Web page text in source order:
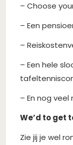
– Choose
– Een
–
– Een hele
– En nog veel
We’d to get
Zie jij je wel